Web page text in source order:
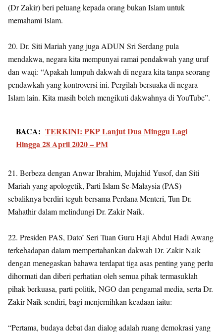
(Dr Zakir) beri peluang kepada orang bukan Islam untuk
memahami Islam.
20. Dr. Siti Mariah yang juga ADUN Sri Serdang pula
mendakwa, negara kita mempunyai ramai pendakwah yang uruf
dan waqi: “Apakah lumpuh dakwah di negara kita tanpa seorang
pendawkah yang kontroversi ini. Pergilah bersuaka di negara
Islam lain. Kita masih boleh mengikuti dakwahnya di YouTube”.
BACA: TERKINI: PKP Lanjut Dua Minggu Lagi
Hingga 28 April 2020 – PM
21. Berbeza dengan Anwar Ibrahim, Mujahid Yusof, dan Siti
Mariah yang apologetik, Parti Islam Se-Malaysia (PAS)
sebaliknya berdiri teguh bersama Perdana Menteri, Tun Dr.
Mahathir dalam melindungi Dr. Zakir Naik.
22. Presiden PAS, Dato’ Seri Tuan Guru Haji Abdul Hadi Awang
terkehadapan dalam mempertahankan dakwah Dr. Zakir Naik
dengan menegaskan bahawa terdapat tiga asas penting yang perlu
dihormati dan diberi perhatian oleh semua pihak termasuklah
pihak berkuasa, parti politik, NGO dan pengamal media, serta Dr.
Zakir Naik sendiri, bagi menjernihkan keadaan iaitu:
“Pertama, budaya debat dan dialog adalah ruang demokrasi yang